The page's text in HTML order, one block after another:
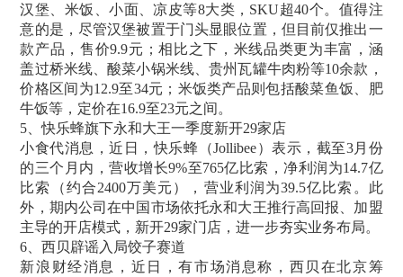
汉堡、米饭、小面、凉皮等8大类，SKU超40个。值得注
意的是，尽管汉堡被置于门头显眼位置，但目前仅推出一
款产品，售价9.9元；相比之下，米线品类更为丰富，涵
盖过桥米线、酸菜小锅米线、贵州瓦罐牛肉粉等10余款，
价格区间为12.9至34元；米饭类产品则包括酸菜鱼饭、肥
牛饭等，定价在16.9至23元之间。
5、快乐蜂旗下永和大王一季度新开29家店
小食代消息，近日，快乐蜂（Jollibee）表示，截至3月份
的三个月内，营收增长9%至765亿比索，净利润为14.7亿
比索（约合2400万美元），营业利润为39.5亿比索。此
外，期内公司在中国市场依托永和大王推行高回报、加盟
主导的开店模式，新开29家门店，进一步夯实业务布局。
6、西贝辟谣入局饺子赛道
新浪财经消息，近日，有市场消息称，西贝在北京筹